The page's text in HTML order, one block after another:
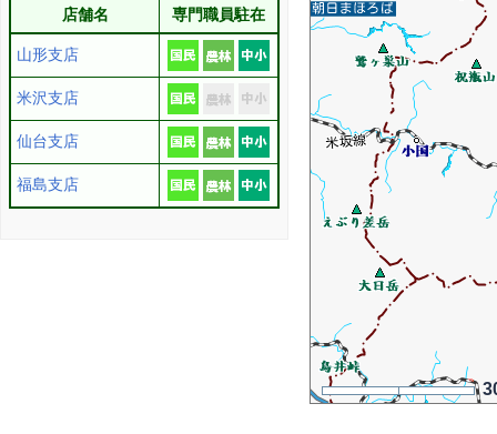
店舗名 専門職員駐在
山形支店
米沢支店
仙台支店
福島支店